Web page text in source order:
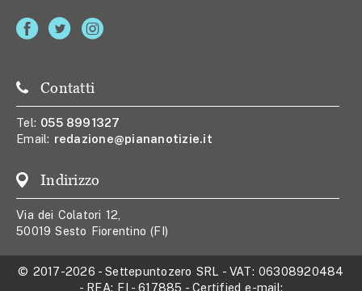
Contatti
Tel: 055 8991327
Email: redazione@piananotizie.it
Indirizzo
Via dei Colatori 12,
50019 Sesto Fiorentino (FI)
© 2017-2026 -Settepuntozero SRL - VAT: 06308920484
- REA: FI - 617885 - Certified e-mail: